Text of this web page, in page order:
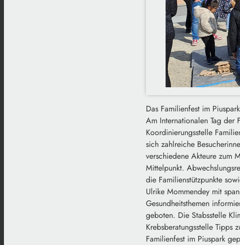
Das Familienfest im
Am Internationalen Tag der
Koordinierungsstelle
sich zahlreiche
verschiedene Akteure zum
Mittelpunkt.
die Familienstützpunkte
Ulrike Mommendey mit
Gesundheitsthemen
geboten. Die Stabsstelle
Krebsberatungsstelle Tipps
Familienfest im Piuspark